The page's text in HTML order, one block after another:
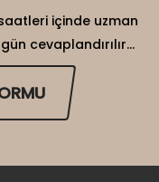
içinde uzman
cevaplandırılır...